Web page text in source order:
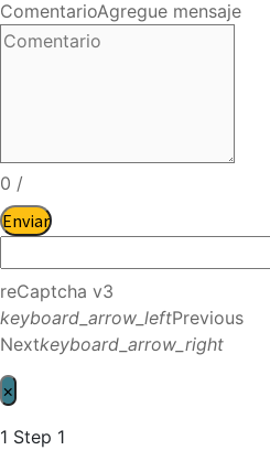
ComentarioAgregue mensaje
0 /
Enviar
reCaptcha v3
keyboard_arrow_leftPrevious
Nextkeyboard_arrow_right
×
1 Step 1